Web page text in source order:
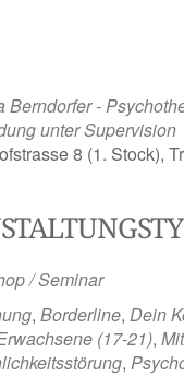
Berndorfer -
unter Supervision
8 (1. Stock),
/ Seminar
, Borderline, Dein
(17-21),
,